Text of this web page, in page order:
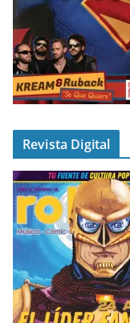
Revista Digital